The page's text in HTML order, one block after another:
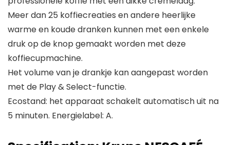
Meer dan 25 koffiecreaties en andere heerlijke
warme en koude dranken kunnen met een enkele
druk op de knop gemaakt worden met deze
koffiecupmachine.
Het volume van je drankje kan aangepast worden
met de Play & Select-functie.
Ecostand: het apparaat schakelt automatisch uit na
5 minuten. Energielabel: A.